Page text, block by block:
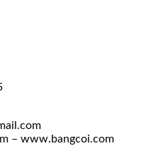
– www.bangcoi.com